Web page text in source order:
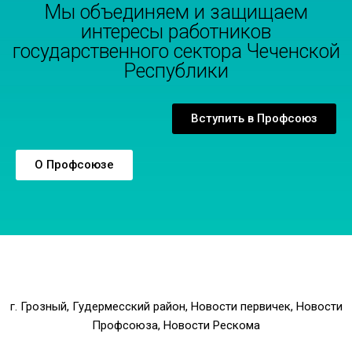
Мы объединяем и защищаем
интересы работников
государственного сектора Чеченской
Республики
Вступить в Профсоюз
О Профсоюзе
г. Грозный, Гудермесский район, Новости первичек, Новости
Профсоюза, Новости Рескома